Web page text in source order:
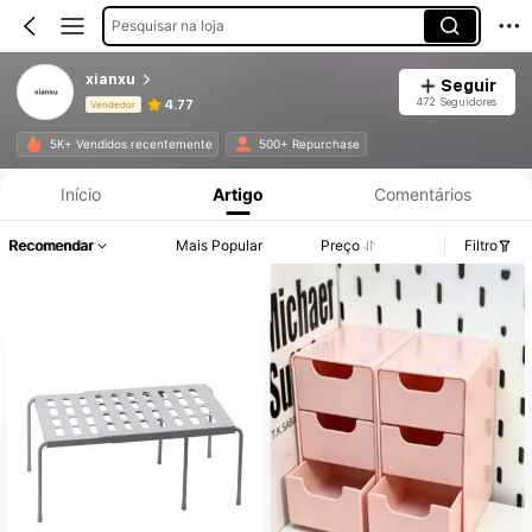
Pesquisar na loja
xianxu
Vendedor 4.77
Seguir
472 Seguidores
5K+ Vendidos recentemente 500+ Repurchase
Informações do Produto: Divulgação de Preço, Vendas e Detalhes de Stock.
Início Artigo Comentários
Recomendar Mais Popular Preço Filtro